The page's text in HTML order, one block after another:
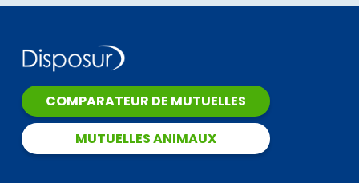
COMPARATEUR DE MUTUELLES
MUTUELLES ANIMAUX